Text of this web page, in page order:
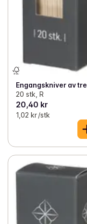
Engangskniver av tre
20 stk, R
20,40 kr
1,02 kr /stk